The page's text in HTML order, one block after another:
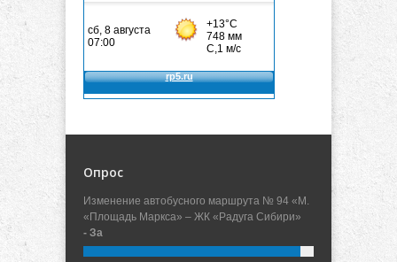
Опрос
Изменение автобусного маршрута № 94 «М.
«Площадь Маркса» – ЖК «Радуга Сибири»
- За